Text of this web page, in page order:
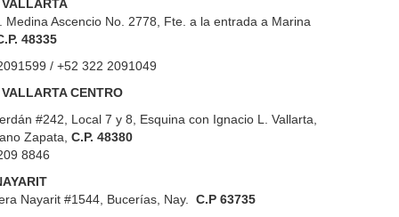
Medina Ascencio No. 2778, Fte. a la entrada a Marina
48335
/ +52 322 2091049
CENTRO
#242, Local 7 y 8, Esquina con Ignacio L. Vallarta,
Zapata, C.P. 48380
8846
Nayarit #1544, Bucerías, Nay. C.P 63735